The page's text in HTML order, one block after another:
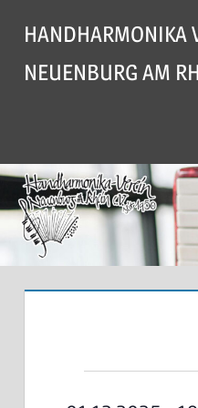
Inhalt
springen
HANDHARMONIKA
NEUENBURG AM